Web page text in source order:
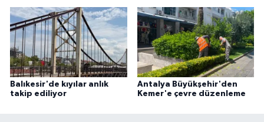
Balıkesir'de kıyılar anlık
takip ediliyor
Antalya Büyükşehir'den
Kemer'e çevre düzenleme